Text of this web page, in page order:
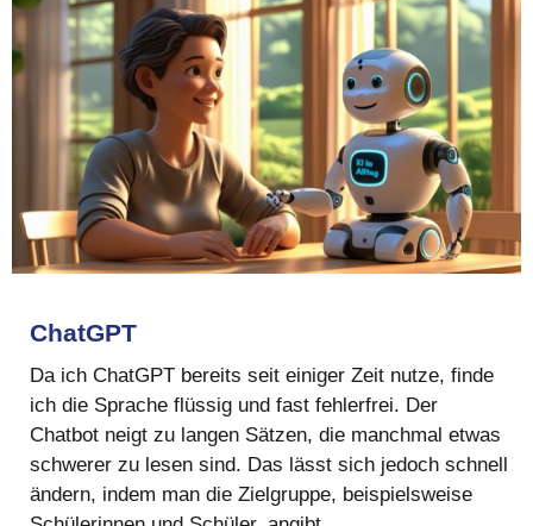
ChatGPT
Da ich ChatGPT bereits seit einiger Zeit nutze, finde
ich die Sprache flüssig und fast fehlerfrei. Der
Chatbot neigt zu langen Sätzen, die manchmal etwas
schwerer zu lesen sind. Das lässt sich jedoch schnell
ändern, indem man die Zielgruppe, beispielsweise